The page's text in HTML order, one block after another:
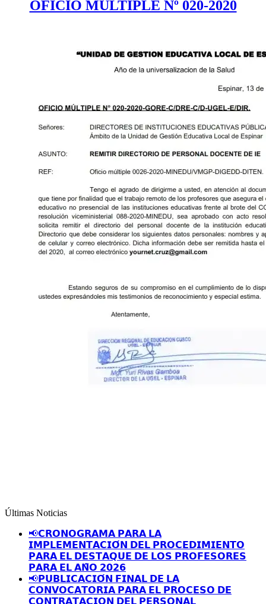
OFICIO MÚLTIPLE Nº 020-2020
Últimas Noticias
📢𝗖𝗥𝗢𝗡𝗢𝗚𝗥𝗔𝗠𝗔 𝗣𝗔𝗥𝗔 𝗟𝗔
𝗜𝗠𝗣𝗟𝗘𝗠𝗘𝗡𝗧𝗔𝗖𝗜𝗢́𝗡 𝗗𝗘𝗟 𝗣𝗥𝗢𝗖𝗘𝗗𝗜𝗠𝗜𝗘𝗡𝗧𝗢
𝗣𝗔𝗥𝗔 𝗘𝗟 𝗗𝗘𝗦𝗧𝗔𝗤𝗨𝗘 𝗗𝗘 𝗟𝗢𝗦 𝗣𝗥𝗢𝗙𝗘𝗦𝗢𝗥𝗘𝗦
𝗣𝗔𝗥𝗔 𝗘𝗟 𝗔𝗡̃𝗢 𝟮𝟬𝟮𝟲
📢𝗣𝗨𝗕𝗟𝗜𝗖𝗔𝗖𝗜𝗢́𝗡 𝗙𝗜𝗡𝗔𝗟 𝗗𝗘 𝗟𝗔
𝗖𝗢𝗡𝗩𝗢𝗖𝗔𝗧𝗢𝗥𝗜𝗔 𝗣𝗔𝗥𝗔 𝗘𝗟 𝗣𝗥𝗢𝗖𝗘𝗦𝗢 𝗗𝗘
𝗖𝗢𝗡𝗧𝗥𝗔𝗧𝗔𝗖𝗜𝗢𝗡 𝗗𝗘𝗟 𝗣𝗘𝗥𝗦𝗢𝗡𝗔𝗟